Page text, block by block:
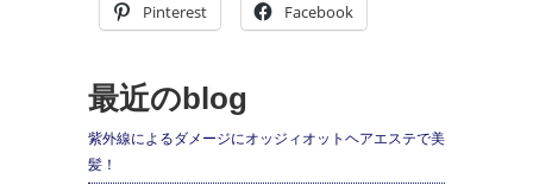
Pinterest Facebook
最近のblog
紫外線によるダメージにオッジィオットヘアエステで美
髪！